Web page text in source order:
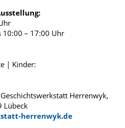
10:00 – 17:00 Uhr
| Kinder:
Herrenwyk,
Lübeck
herrenwyk.de